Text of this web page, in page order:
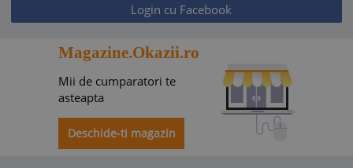
Login cu Facebook
Magazine.Okazii.ro
Mii de cumparatori te
asteapta
Deschide-ti magazin